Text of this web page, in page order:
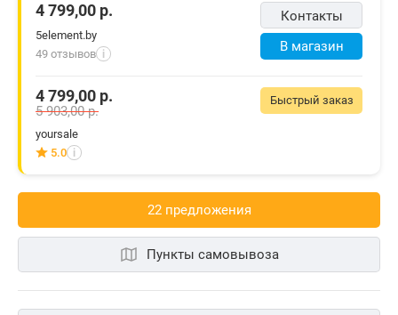
Контакты
В магазин
4 799,00 р.
5element.by
49 отзывов i
Быстрый заказ
4 799,00 р.
5 903,00р.
yoursale
5.0 i
22 предложения
Пункты самовывоза